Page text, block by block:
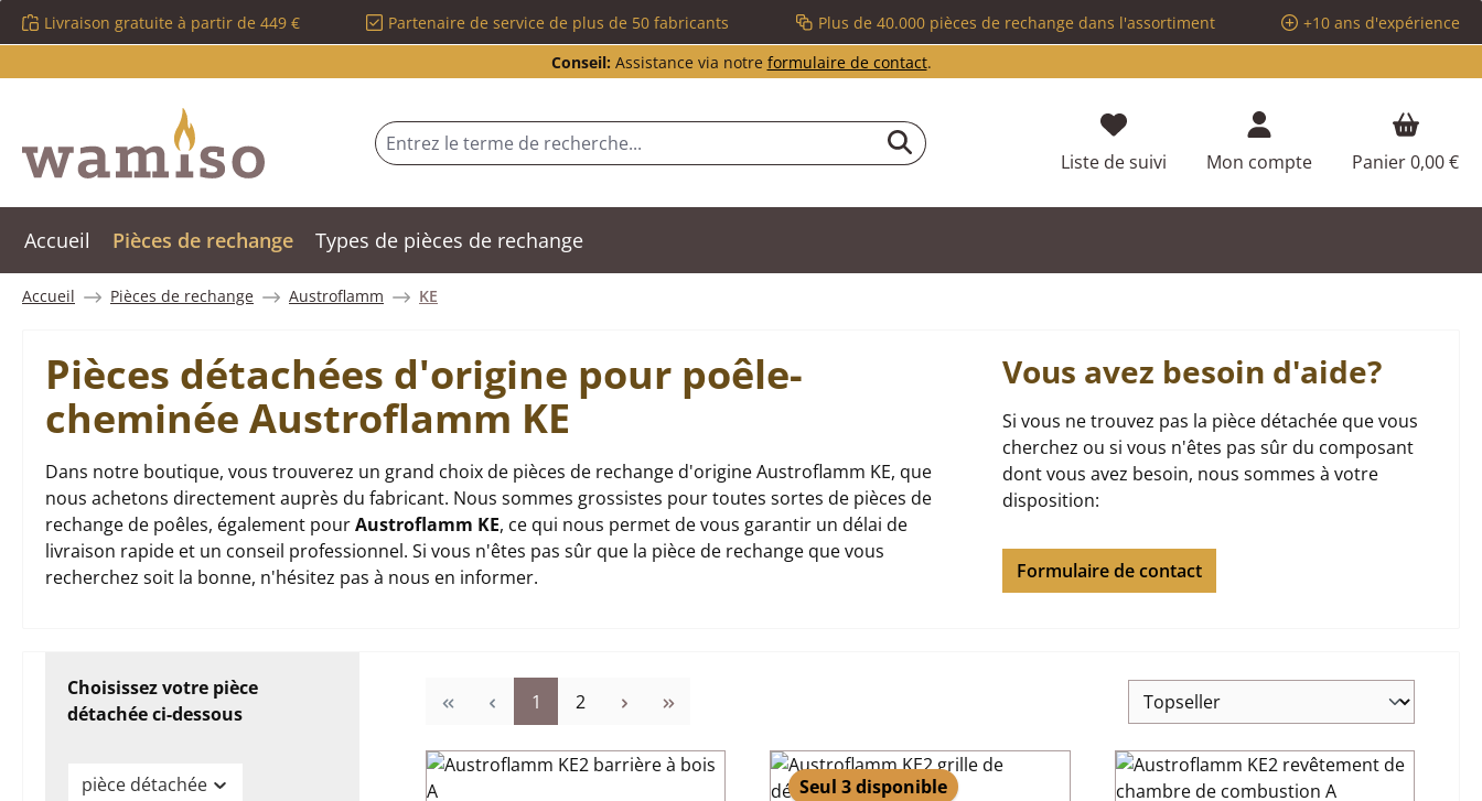
au contenu principal
Passer à la recherche
Passer à la navigation principale
Livraison gratuite à partir de 449 € Partenaire de service de plus de 50 fabricants Plus de 40.000 pièces de rechange dans l'assortiment
+10 ans d'expérience
Conseil: Assistance via notre formulaire de contact.
Liste de suivi Vous avez 0 articles dans votre liste
Mon compte Panier0,00 €
Accueil Pièces de rechange Types de pièces de rechange
Accueil Pièces de rechange Austroflamm KE
Pièces détachées d'origine pour poêle-
cheminée Austroflamm KE
Dans notre boutique, vous trouverez un grand choix de pièces de rechange d'origine Austroflamm KE, que
nous achetons directement auprès du fabricant. Nous sommes grossistes pour toutes sortes de pièces de
rechange de poêles, également pourAustroflamm KE, ce qui nous permet de vous garantir un délai de
livraison rapide et un conseil professionnel. Si vous n'êtes pas sûr que la pièce de rechange que vous
recherchez soit la bonne, n'hésitez pas à nous en informer.
Vous avez besoin d'aide?
Si vous ne trouvez pas la pièce détachée que vous
cherchez ou si vous n'êtes pas sûr du composant
dont vous avez besoin, nous sommes à votre
disposition:
Formulaire de contact
Choisissez votre pièce
détachée ci-dessous
pièce détachée
Page
1 Page
2
Seul 3 disponible